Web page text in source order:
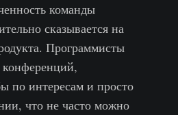
команды
сказывается на
Программисты
по интересам и просто
что не часто можно